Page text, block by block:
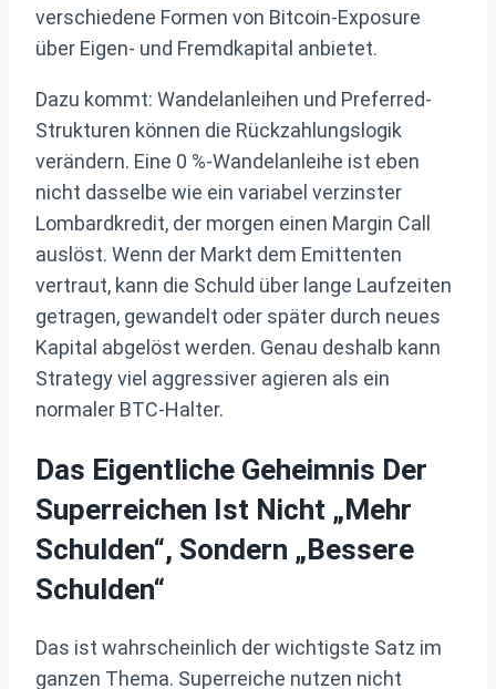
verschiedene Formen von Bitcoin-Exposure
über Eigen- und Fremdkapital anbietet.
Dazu kommt: Wandelanleihen und Preferred-
Strukturen können die Rückzahlungslogik
verändern. Eine 0 %-Wandelanleihe ist eben
nicht dasselbe wie ein variabel verzinster
Lombardkredit, der morgen einen Margin Call
auslöst. Wenn der Markt dem Emittenten
vertraut, kann die Schuld über lange Laufzeiten
getragen, gewandelt oder später durch neues
Kapital abgelöst werden. Genau deshalb kann
Strategy viel aggressiver agieren als ein
normaler BTC-Halter.
Das Eigentliche Geheimnis Der
Superreichen Ist Nicht „mehr
Schulden“, Sondern „bessere
Schulden“
Das ist wahrscheinlich der wichtigste Satz im
ganzen Thema. Superreiche nutzen nicht